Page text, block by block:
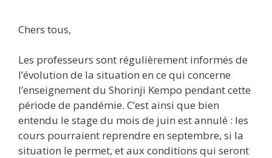
Chers tous,
Les professeurs sont régulièrement informés de
l’évolution de la situation en ce qui concerne
l’enseignement du Shorinji Kempo pendant cette
période de pandémie. C’est ainsi que bien
entendu le stage du mois de juin est annulé : les
cours pourraient reprendre en septembre, si la
situation le permet, et aux conditions qui seront